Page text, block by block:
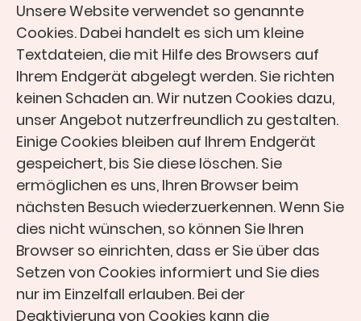
Unsere Website verwendet so genannte
Cookies. Dabei handelt es sich um kleine
Textdateien, die mit Hilfe des Browsers auf
Ihrem Endgerät abgelegt werden. Sie richten
keinen Schaden an. Wir nutzen Cookies dazu,
unser Angebot nutzerfreundlich zu gestalten.
Einige Cookies bleiben auf Ihrem Endgerät
gespeichert, bis Sie diese löschen. Sie
ermöglichen es uns, Ihren Browser beim
nächsten Besuch wiederzuerkennen. Wenn Sie
dies nicht wünschen, so können Sie Ihren
Browser so einrichten, dass er Sie über das
Setzen von Cookies informiert und Sie dies
nur im Einzelfall erlauben. Bei der
Deaktivierung von Cookies kann die